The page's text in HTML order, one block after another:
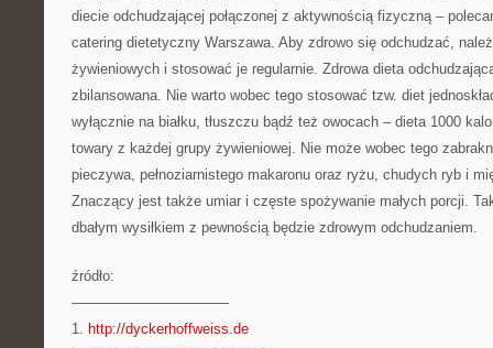
diecie odchudzającej połączonej z aktywnością fizyczną –
catering dietetyczny Warszawa. Aby zdrowo się odchudzać,
żywieniowych i stosować je regularnie. Zdrowa dieta
zbilansowana. Nie warto wobec tego stosować tzw. diet
wyłącznie na białku, tłuszczu bądź też owocach – dieta 1000
towary z każdej grupy żywieniowej. Nie może wobec tego
pieczywa, pełnoziarnistego makaronu oraz ryżu, chudych ryb i
Znaczący jest także umiar i częste spożywanie małych porcji.
dbałym wysiłkiem z pewnością będzie zdrowym odchudzaniem.
źródło:
———————————
1. http://dyckerhoffweiss.de